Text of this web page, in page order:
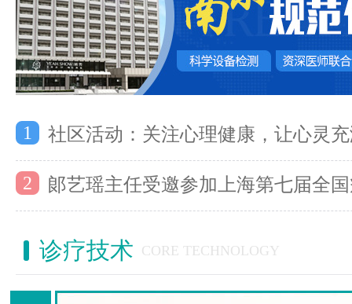
1 社区活动：关注心理健康，让心灵
2 郞艺瑶主任受邀参加上海第七届全
诊疗技术 CORE TECHNOLOGY